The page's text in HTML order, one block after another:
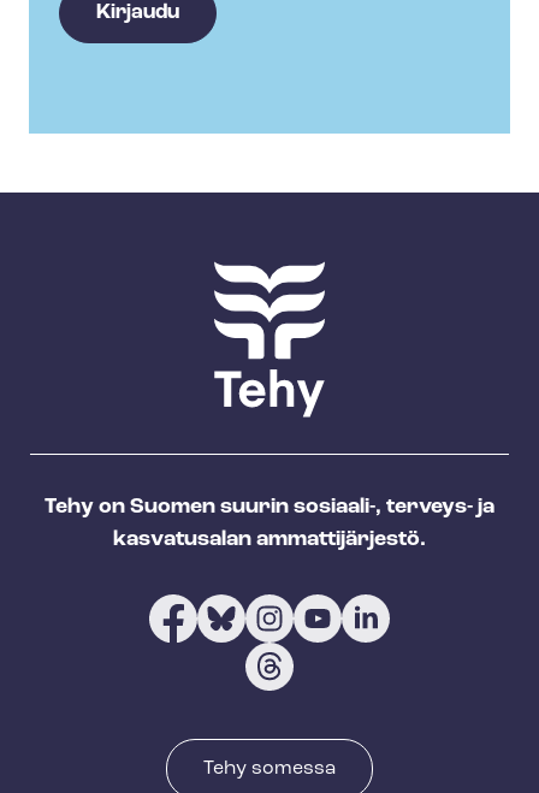
Kirjaudu
Tehy on Suomen suurin sosiaali-, terveys- ja
kasvatusalan ammattijärjestö.
Tehy somessa